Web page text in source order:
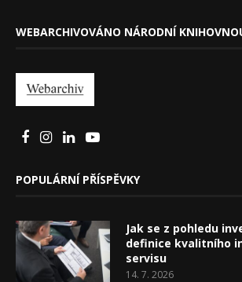
WEBARCHIVOVÁNO NÁRODNÍ
POPULÁRNÍ PŘÍSPĚVKY
Jak se z pohledu
definice kvalitního
servisu
14. 7. 2026